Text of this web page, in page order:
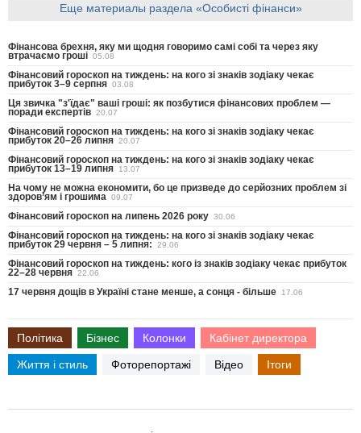
Еще материалы раздела «Особисті фінанси»
Фінансова брехня, яку ми щодня говоримо самі собі та через яку
втрачаємо гроші 05.08
Фінансовий гороскоп на тиждень: на кого зі знаків зодіаку чекає
прибуток 3–9 серпня 03.08
Ця звичка "з'їдає" ваші гроші: як позбутися фінансових проблем —
поради експертів 20.07
Фінансовий гороскоп на тиждень: на кого зі знаків зодіаку чекає
прибуток 20–26 липня 20.07
Фінансовий гороскоп на тиждень: на кого зі знаків зодіаку чекає
прибуток 13–19 липня 13.07
На чому не можна економити, бо це призведе до серйозних проблем зі
здоров’ям і грошима 09.07
Фінансовий гороскоп на липень 2026 року 30.06
Фінансовий гороскоп на тиждень: на кого зі знаків зодіаку чекає
прибуток 29 червня – 5 липня: 29.06
Фінансовий гороскоп на тиждень: кого із знаків зодіаку чекає прибуток
22–28 червня 22.06
17 червня дощів в Україні стане менше, а сонця - більше 17.06
Політика Бізнес Колонки Кабінет директора
Життя і стиль Фоторепортажі Відео Ітоги